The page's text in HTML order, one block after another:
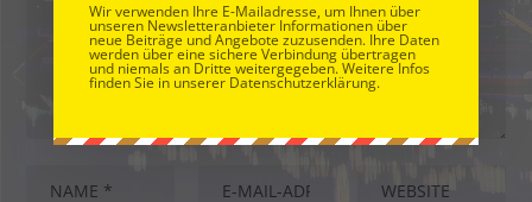
Wir verwenden Ihre E-Mailadresse, um Ihnen über
unseren Newsletteranbieter Informationen über
neue Beiträge und Angebote zuzusenden. Ihre Daten
werden über eine sichere Verbindung übertragen
und niemals an Dritte weitergegeben. Weitere Infos
finden Sie in unserer Datenschutzerklärung.